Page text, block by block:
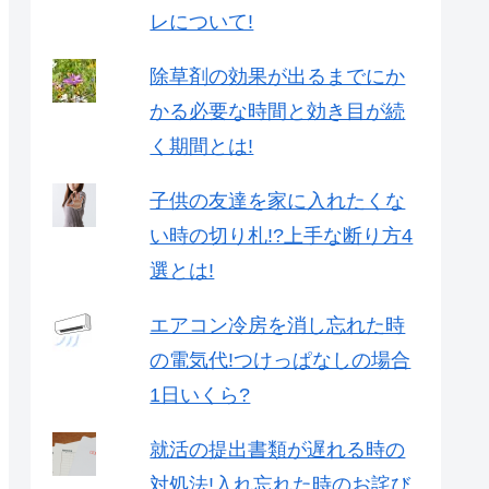
レについて!
除草剤の効果が出るまでにか
かる必要な時間と効き目が続
く期間とは!
子供の友達を家に入れたくな
い時の切り札!?上手な断り方4
選とは!
エアコン冷房を消し忘れた時
の電気代!つけっぱなしの場合
1日いくら?
就活の提出書類が遅れる時の